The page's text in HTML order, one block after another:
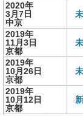
2020年
3月7日
中京
2019年
11月3日
京都
2019年
10月26日
京都
2019年
10月12日
京都